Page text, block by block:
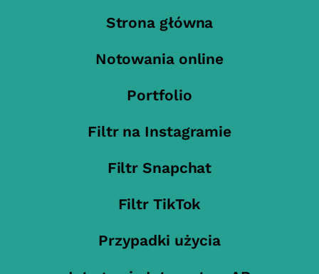
Strona główna
Notowania online
Portfolio
Filtr na Instagramie
Filtr Snapchat
Filtr TikTok
Przypadki użycia